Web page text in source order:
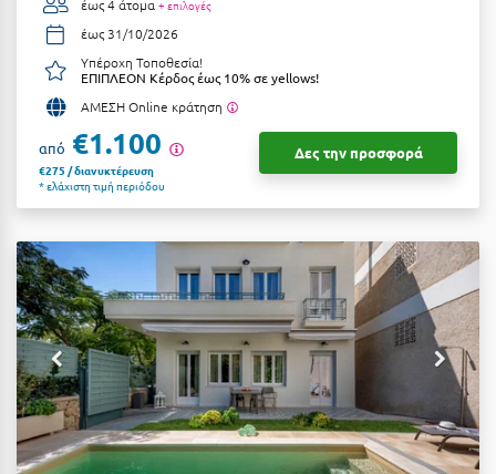
Σούνιο
Σπάρτη
Σπέτσες
Σποράδες
Σύβοτα
Σύρος
Σχοινούσα
Τ
Τζουμέρκα
Τήνος
έως 4 άτομα + επιλογές
έως 31/10/2026
Υπέροχη Τοποθεσία!
ΕΠΙΠΛΕΟΝ Κέρδος έως 10% σε yellows!
ΑΜΕΣΗ Online κράτηση
από €1.100
€275 / διανυκτέρευση
* ελάχιστη τιμή περιόδου
Δες την προσφορά